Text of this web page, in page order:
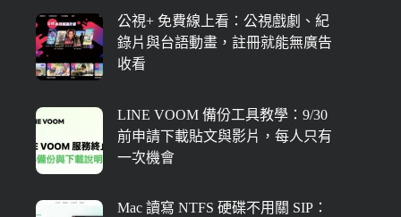
公視+ 免費線上看：公視戲劇、紀
錄片與台語動畫，註冊就能無廣告
收看
LINE VOOM 備份工具教學：9/30
前申請下載貼文與影片，每人只有
一次機會
Mac 讀寫 NTFS 硬碟不用關 SIP：